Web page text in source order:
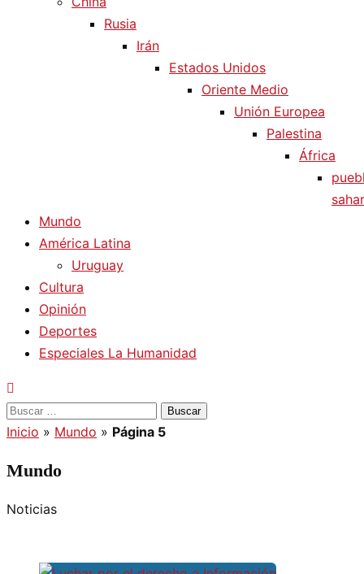
Rusia
Irán
Estados Unidos
Oriente Medio
Unión Europea
Palestina
África
Mundo
América Latina
Uruguay
Cultura
Opinión
Deportes
Especiales La Humanidad
Buscar:
Inicio » Mundo » Página 5
Mundo
Noticias